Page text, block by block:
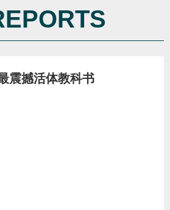
震撼活体教科书